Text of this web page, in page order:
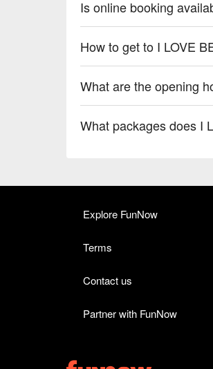
Is online booking
How to get to I LOVE
What are the opening
What packages does I
Explore FunNow
Terms
Contact us
Partner with FunNow